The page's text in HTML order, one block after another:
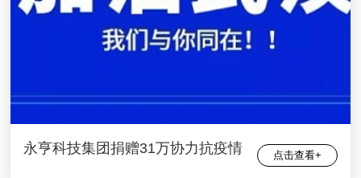
永亨科技集团捐赠31万协力抗疫情 点击查看+